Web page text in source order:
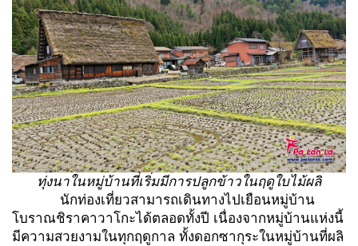
ทุ่งนาในหมู่บ้านที่เริ่มมีการปลูกข้าวในฤดูใบไม้ผลิ
นักท่องเที่ยวสามารถเดินทางไปเยือนหมู่บ้าน
โบราณชิราคาวาโกะได้ตลอดทั้งปี เนื่องจากหมู่บ้านแห่งนี้
มีความสวยงามในทุกฤดูกาล ทั้งดอกซากุระในหมู่บ้านที่ผลิ